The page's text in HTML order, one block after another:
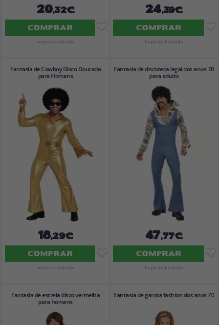
20,32€
COMPRAR
Imposto Incluído
24,39€
COMPRAR
Imposto Incluído
Fantasia de Cowboy Disco Dourada
para Homens
18,29€
COMPRAR
Imposto Incluído
Fantasia de discoteca legal dos anos 70
para adulto
47,77€
COMPRAR
Imposto Incluído
Fantasia de estrela disco vermelha
para homens
Fantasia de garota fashion dos anos 70